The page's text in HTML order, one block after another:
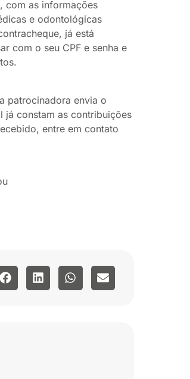
, com as informações
e odontológicas
já está
com o seu CPF e senha e
patrocinadora envia o
já constam as contribuições
entre em contato